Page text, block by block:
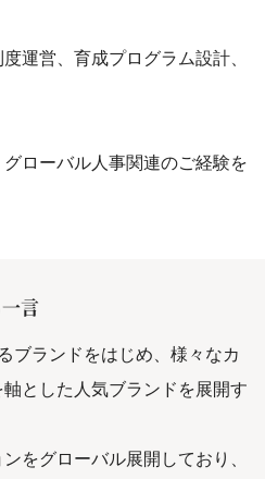
運営、育成プログラム設計、
ローバル人事関連のご経験を
言
ブランドをはじめ、様々なカ
とした人気ブランドを展開す
をグローバル展開しており、